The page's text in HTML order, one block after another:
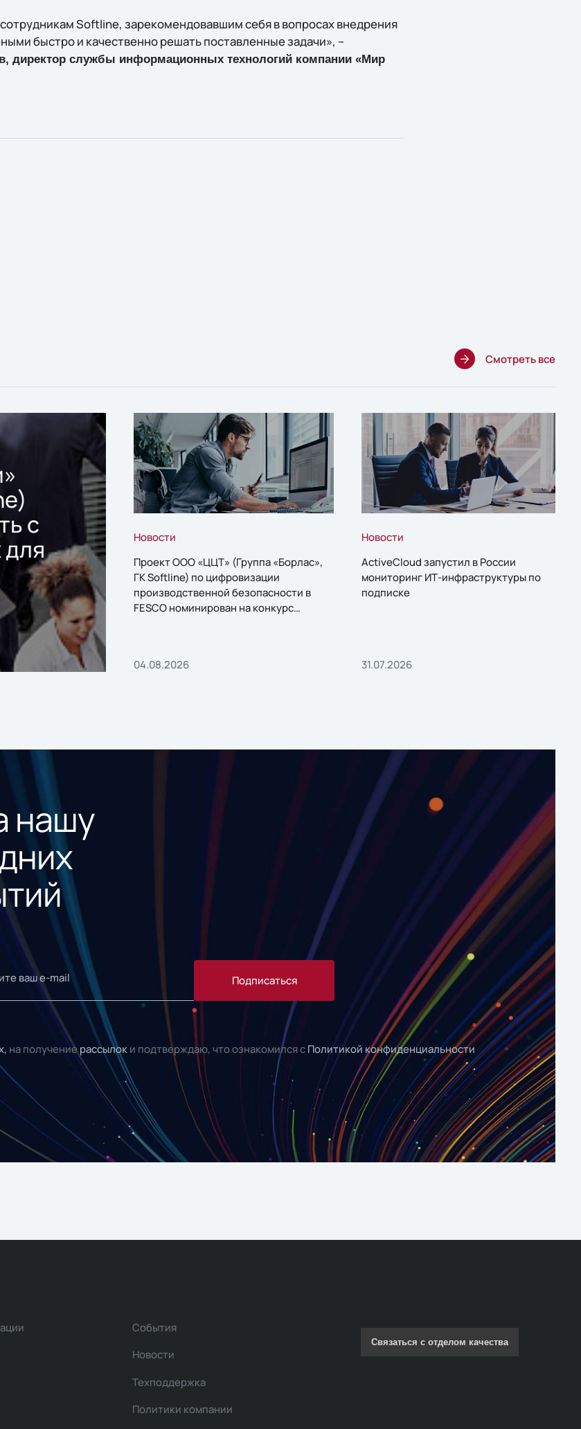
Softline, зарекомендовавшим себя в вопросах внедрения
быстро и качественно решать поставленные задачи», –
директор службы информационных технологий компании «Мир
Смотреть все
с
для
Новости
Проект ООО «ЦЦТ» (Группа «Борлас»,
ГК Softline) по цифровизации
производственной безопасности в
FESCO номинирован на конкурс
04.08.2026
Новости
ActiveCloud запустил в России
мониторинг ИТ-инфраструктуры по
подписке
31.07.2026
нашу
Подписаться
на получениерассылок и подтверждаю, что ознакомился с Политикой конфиденциальности
События
Новости
Техподдержка
Политики компании
Связаться с отделом качества